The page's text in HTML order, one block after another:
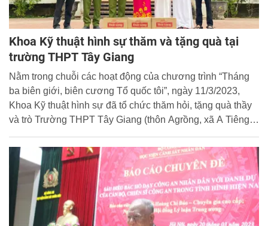
Khoa Kỹ thuật hình sự thăm và tặng quà tại
trường THPT Tây Giang
Nằm trong chuỗi các hoạt động của chương trình “Tháng
ba biên giới, biên cương Tổ quốc tôi”, ngày 11/3/2023,
Khoa Kỹ thuật hình sự đã tổ chức thăm hỏi, tặng quà thầy
và trò Trường THPT Tây Giang (thôn Agrồng, xã A Tiêng,